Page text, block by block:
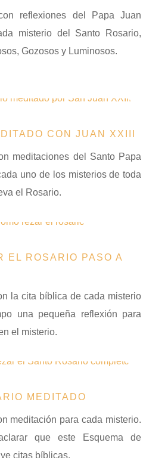
reflexiones del Papa Juan
misterio del Santo Rosario,
Gozosos y Luminosos.
CON JUAN XXIII
meditaciones del Santo Papa
uno de los misterios de toda
el Rosario.
EL ROSARIO PASO A
la cita bíblica de cada misterio
una pequeña reflexión para
el misterio.
MEDITADO
meditación para cada misterio.
que este Esquema de
citas bíblicas.